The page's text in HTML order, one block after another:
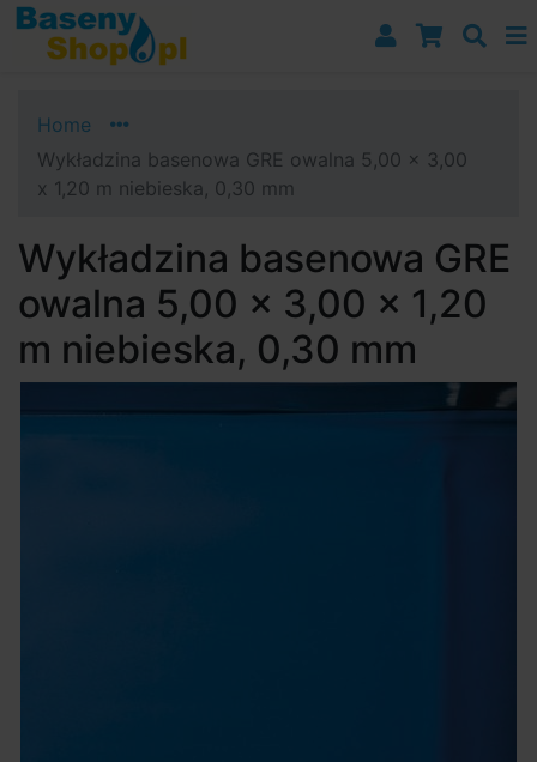
Przejdź do nawigacji
Przejdź do treści
Przejdź do paska bocznego
Home
Wykładzina basenowa GRE owalna 5,00 x 3,00
x 1,20 m niebieska, 0,30 mm
Wykładzina basenowa GRE
owalna 5,00 x 3,00 x 1,20
m niebieska, 0,30 mm